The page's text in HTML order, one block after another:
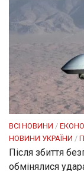
ВСІ НОВИНИ /
НОВИНИ УКРАЇНИ /
Після збиття
обмінялися